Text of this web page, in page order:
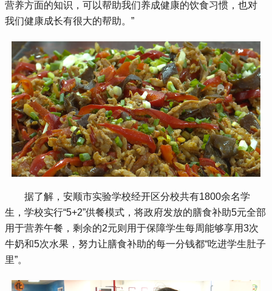
营养方面的知识，可以帮助我们养成健康的饮食习惯，也对
我们健康成长有很大的帮助。”
据了解，安顺市实验学校经开区分校共有1800余名学
生，学校实行“5+2”供餐模式，将政府发放的膳食补助5元全部
用于营养午餐，剩余的2元则用于保障学生每周能够享用3次
牛奶和5次水果，努力让膳食补助的每一分钱都“吃进学生肚子
里”。